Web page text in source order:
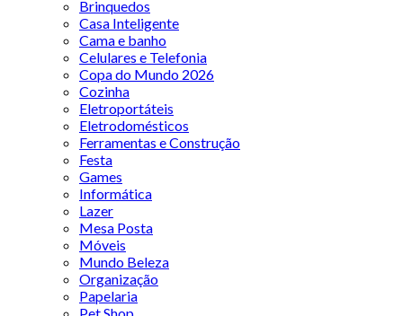
Brinquedos
Casa Inteligente
Cama e banho
Celulares e Telefonia
Copa do Mundo 2026
Cozinha
Eletroportáteis
Eletrodomésticos
Ferramentas e Construção
Festa
Games
Informática
Lazer
Mesa Posta
Móveis
Mundo Beleza
Organização
Papelaria